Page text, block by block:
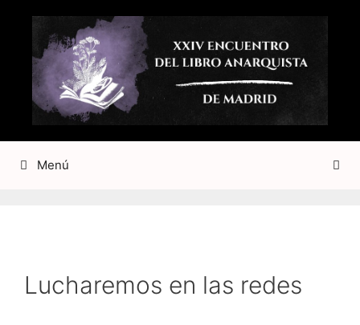
contenido
Menú
Lucharemos en las redes